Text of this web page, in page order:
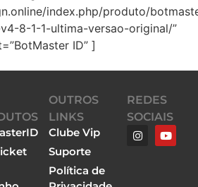
index.php/produto/
8-1-1-ultima-versao-original/”
ID” ]
OUTROS
LINKS
Clube Vip
Suporte
Política de
REDES
SOCIAIS